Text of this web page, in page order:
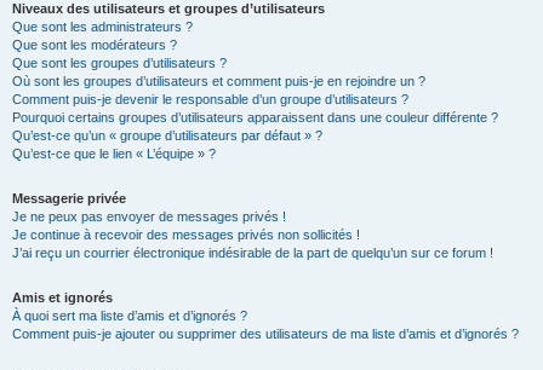
Niveaux des utilisateurs et groupes d’utilisateurs
Que sont les administrateurs ?
Que sont les modérateurs ?
Que sont les groupes d’utilisateurs ?
Où sont les groupes d’utilisateurs et comment puis-je en rejoindre un ?
Comment puis-je devenir le responsable d’un groupe d’utilisateurs ?
Pourquoi certains groupes d’utilisateurs apparaissent dans une couleur différente ?
Qu’est-ce qu’un « groupe d’utilisateurs par défaut » ?
Qu’est-ce que le lien « L’équipe » ?
Messagerie privée
Je ne peux pas envoyer de messages privés !
Je continue à recevoir des messages privés non sollicités !
J’ai reçu un courrier électronique indésirable de la part de quelqu’un sur ce forum !
Amis et ignorés
À quoi sert ma liste d’amis et d’ignorés ?
Comment puis-je ajouter ou supprimer des utilisateurs de ma liste d’amis et d’ignorés ?